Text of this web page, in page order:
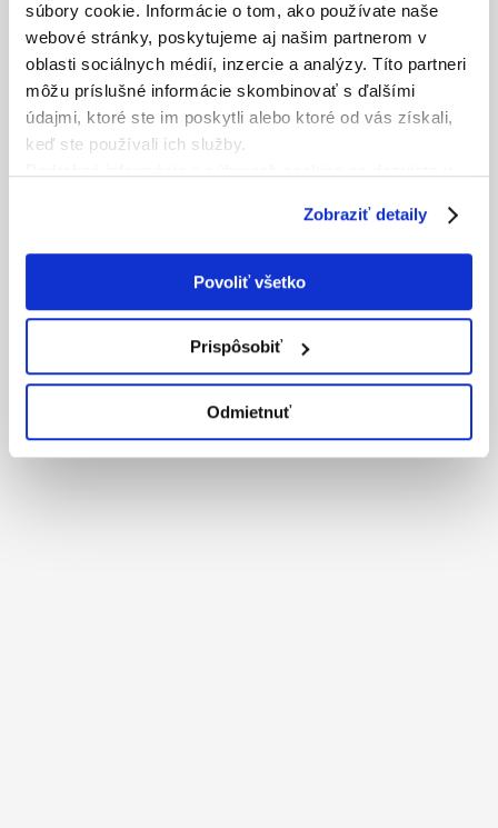
súbory cookie. Informácie o tom, ako používate naše
webové stránky, poskytujeme aj našim partnerom v
oblasti sociálnych médií, inzercie a analýzy. Títo partneri
môžu príslušné informácie skombinovať s ďalšími
údajmi, ktoré ste im poskytli alebo ktoré od vás získali,
keď ste používali ich služby.
Zobraziť detaily
Povoliť všetko
Prispôsobiť
Odmietnuť
BLOG
MY TRACK STORIES